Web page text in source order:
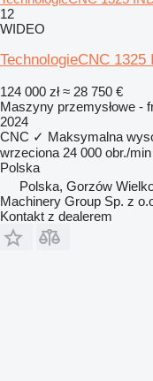
12
WIDEO
TechnologieCNC
124 000 zł ≈ 28 750 €
Maszyny przemysłowe -
2024
CNC ✓ Maksymalna
wrzeciona 24 000 obr./min
Polska
Polska, Gorzów
Machinery Group Sp. z
Kontakt z dealerem